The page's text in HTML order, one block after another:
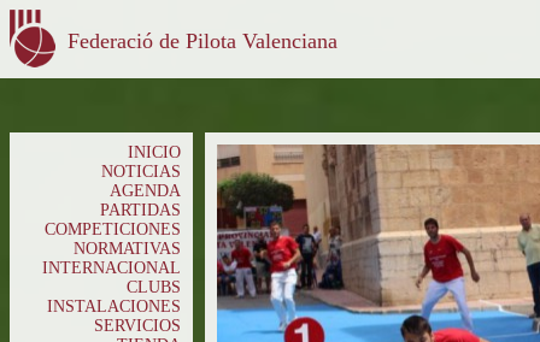
Federació de Pilota Valenciana
INICIO
NOTICIAS
AGENDA
PARTIDAS
COMPETICIONES
NORMATIVAS
INTERNACIONAL
CLUBS
INSTALACIONES
SERVICIOS